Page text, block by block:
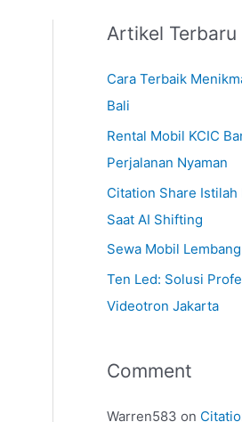
Artikel Terbaru
Cara Terbaik
Bali
Rental Mobil KCIC
Perjalanan Nyaman
Citation Share
Saat AI Shifting
Sewa Mobil
Ten Led: Solusi
Videotron Jakarta
Comment
Warren583 on